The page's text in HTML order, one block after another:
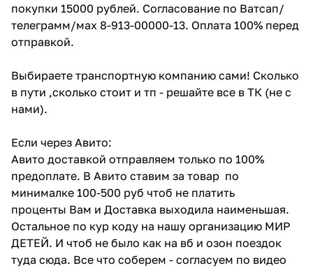
покупки 15000 рублей. Согласование по Ватсап/
телеграмм/мах 8-913-00000-13. Оплата 100% перед
отправкой.
Выбираете транспортную компанию сами! Сколько
в пути ,сколько стоит и тп - решайте все в ТК (не с
нами).
Если через Авито:
Авито доставкой отправляем только по 100%
предоплате. В Авито ставим за товар по
минималке 100-500 руб чтоб не платить
проценты Вам и Доставка выходила наименьшая.
Остальное по кур коду на нашу организацию МИР
ДЕТЕЙ. И чтоб не было как на вб и озон поездок
туда сюда. Все что соберем - согласуем по видео